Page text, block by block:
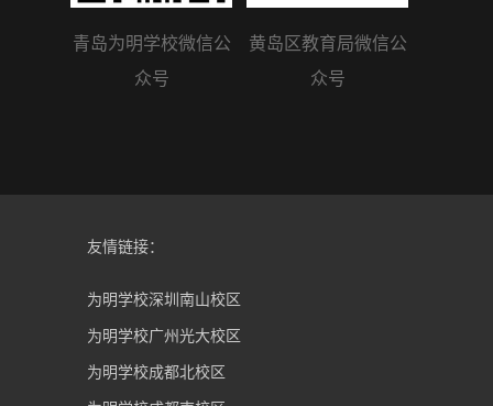
青岛为明学校微信公
众号
黄岛区教育局微信公
众号
友情链接：
为明学校深圳南山校区
为明学校广州光大校区
为明学校成都北校区